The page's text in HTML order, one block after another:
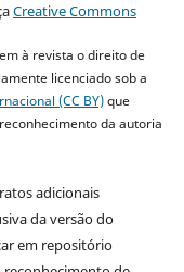
Creative Commons
à revista o direito de
licenciado sob a
(CC BY)que
da autoria
adicionais
da versão do
em repositório